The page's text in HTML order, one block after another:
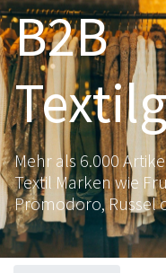
B2B
Mehr als 6.000
Textil Marken wie
Promodoro, Russel